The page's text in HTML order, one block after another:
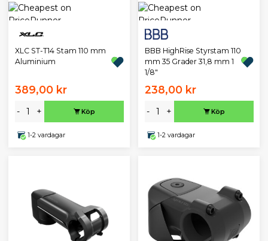
XLC ST-T14 Stam 110 mm
Aluminium
389,00 kr
- + Köp
1-2 vardagar
BBB HighRise Styrstam 110
mm 35 Grader 31,8 mm 1
1/8"
238,00 kr
- + Köp
1-2 vardagar